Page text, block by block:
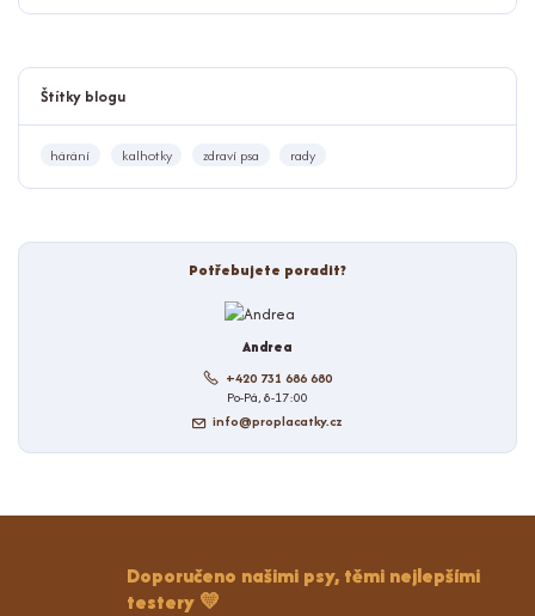
Štítky blogu
hárání kalhotky zdraví psa rady
Potřebujete poradit?
Andrea
+420 731 686 680
Po-Pá, 8-17:00
info@proplacatky.cz
Doporučeno našimi psy, těmi nejlepšími
testery 💛